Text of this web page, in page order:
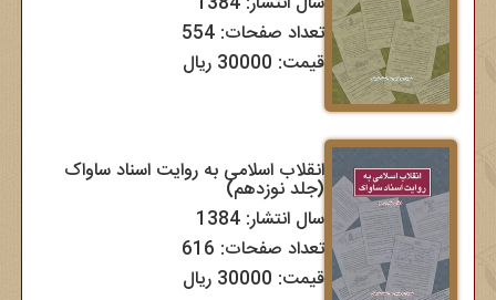
تعداد صفحات: 554
قیمت: 30000 ریال
انقلاب اسلامی به روایت اسناد ساواک
(جلد نوزدهم)
سال انتشار: 1384
تعداد صفحات: 616
قیمت: 30000 ریال